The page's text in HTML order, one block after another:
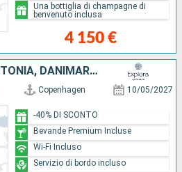
4 150 €
Una bottiglia di champagne di
benvenuto inclusa
FINLANDIA, SVEZIA, ESTONIA, DANIMARCA
Copenhagen 10/05/2027
-40% DI SCONTO
Bevande Premium Incluse
Wi-Fi Incluso
Servizio di bordo incluso